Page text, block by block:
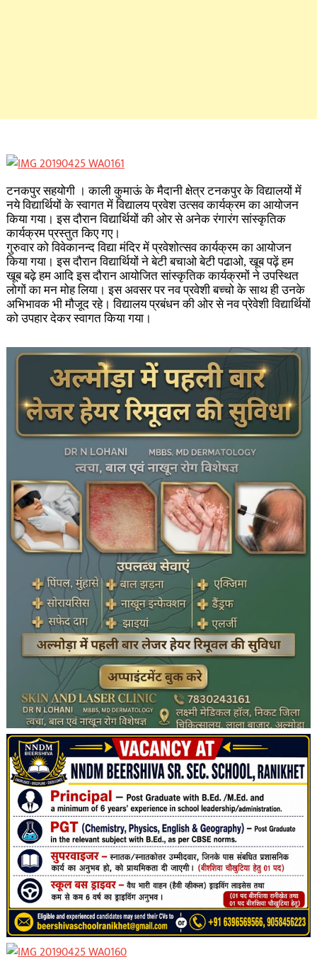
टनकपुर सहयोगी । काली कुमाऊं के मैदानी क्षेत्र टनकपुर के विद्यालयों में
नये विद्यार्थियों के स्वागत में विद्यालय प्रवेश उत्सव कार्यक्रम का आयोजन
किया गया। इस दौरान विद्यार्थियों की ओर से अनेक रंगारंग सांस्कृतिक
कार्यक्रम प्रस्तुत किए गए।
गुरुवार को विवेकानन्द विद्या मंदिर में प्रवेशोत्सव कार्यक्रम का आयोजन
किया गया। इस दौरान विद्यार्थियों ने बेटी बचाओ बेटी पढाओ, खूब पढ़ें हम
खूब बढ़े हम आदि इस दौरान आयोजित सांस्कृतिक कार्यक्रमों ने उपस्थित
लोगों का मन मोह लिया। इस अवसर पर नव प्रवेशी बच्चो के साथ ही उनके
अभिभावक भी मौजूद रहे। विद्यालय प्रबंधन की ओर से नव प्रेवेशी विद्यार्थियों
को उपहार देकर स्वागत किया गया।